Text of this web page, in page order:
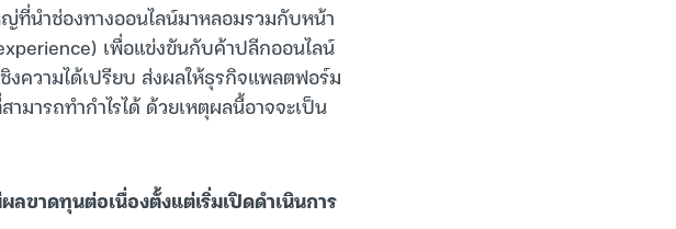
ที่นำช่องทางออนไลน์มาหลอมรวมกับหน้า
เพื่อแข่งขันกับค้าปลีกออนไลน์
งความได้เปรียบ ส่งผลให้ธุรกิจแพลตฟอร์ม
มารถทำกำไรได้ ด้วยเหตุผลนี้อาจจะเป็น
าดทุนต่อเนื่องตั้งแต่เริ่มเปิดดำเนินการ